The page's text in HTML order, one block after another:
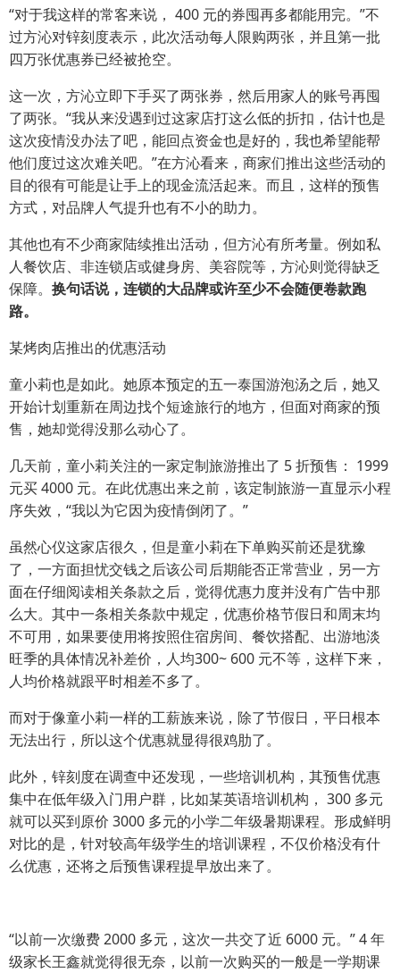
“对于我这样的常客来说， 400 元的券囤再多都能用完。”不
过方沁对锌刻度表示，此次活动每人限购两张，并且第一批
四万张优惠券已经被抢空。
这一次，方沁立即下手买了两张券，然后用家人的账号再囤
了两张。“我从来没遇到过这家店打这么低的折扣，估计也是
这次疫情没办法了吧，能回点资金也是好的，我也希望能帮
他们度过这次难关吧。”在方沁看来，商家们推出这些活动的
目的很有可能是让手上的现金流活起来。而且，这样的预售
方式，对品牌人气提升也有不小的助力。
其他也有不少商家陆续推出活动，但方沁有所考量。例如私
人餐饮店、非连锁店或健身房、美容院等，方沁则觉得缺乏
保障。 换句话说，连锁的大品牌或许至少不会随便卷款跑
路。
某烤肉店推出的优惠活动
童小莉也是如此。她原本预定的五一泰国游泡汤之后，她又
开始计划重新在周边找个短途旅行的地方，但面对商家的预
售，她却觉得没那么动心了。
几天前，童小莉关注的一家定制旅游推出了 5 折预售： 1999
元买 4000 元。在此优惠出来之前，该定制旅游一直显示小程
序失效，“我以为它因为疫情倒闭了。”
虽然心仪这家店很久，但是童小莉在下单购买前还是犹豫
了，一方面担忧交钱之后该公司后期能否正常营业，另一方
面在仔细阅读相关条款之后，觉得优惠力度并没有广告中那
么大。其中一条相关条款中规定，优惠价格节假日和周末均
不可用，如果要使用将按照住宿房间、餐饮搭配、出游地淡
旺季的具体情况补差价，人均300~ 600 元不等，这样下来，
人均价格就跟平时相差不多了。
而对于像童小莉一样的工薪族来说，除了节假日，平日根本
无法出行，所以这个优惠就显得很鸡肋了。
此外，锌刻度在调查中还发现，一些培训机构，其预售优惠
集中在低年级入门用户群，比如某英语培训机构， 300 多元
就可以买到原价 3000 多元的小学二年级暑期课程。形成鲜明
对比的是，针对较高年级学生的培训课程，不仅价格没有什
么优惠，还将之后预售课程提早放出来了。
“以前一次缴费 2000 多元，这次一共交了近 6000 元。” 4 年
级家长王鑫就觉得很无奈，以前一次购买的一般是一学期课